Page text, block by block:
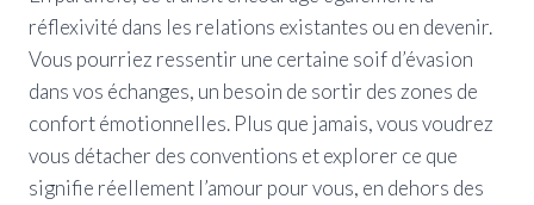
réflexivité dans les relations existantes ou en devenir.
Vous pourriez ressentir une certaine soif d’évasion
dans vos échanges, un besoin de sortir des zones de
confort émotionnelles. Plus que jamais, vous voudrez
vous détacher des conventions et explorer ce que
signifie réellement l’amour pour vous, en dehors des